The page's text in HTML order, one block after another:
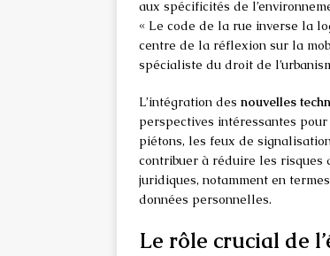
aux spécificités de
« Le code de la rue inverse la
centre de la réflexion sur la
spécialiste du droit de
L’intégration des nouvelles
perspectives intéressantes
piétons, les feux de
contribuer à réduire les risques
juridiques, notamment en
données personnelles.
Le rôle crucial de